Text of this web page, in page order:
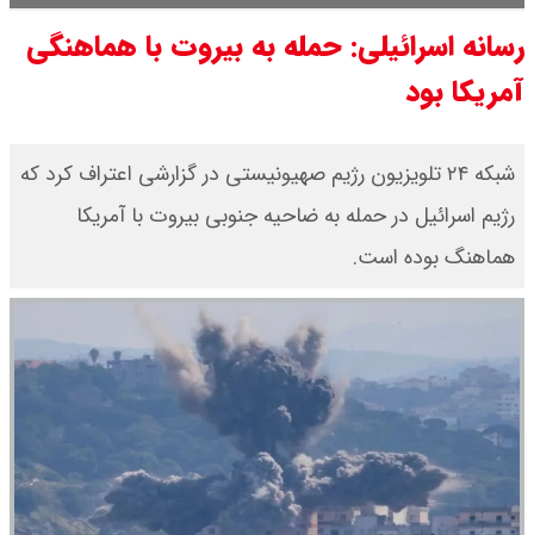
رسانه اسرائیلی: حمله به بیروت با هماهنگی
آمریکا بود
شبکه ۲۴ تلویزیون رژیم صهیونیستی در گزارشی اعتراف کرد که
رژیم اسرائیل در حمله به ضاحیه جنوبی بیروت با آمریکا
هماهنگ بوده است.